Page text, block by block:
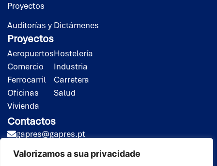
Valorizamos a sua privacidade
Proyectos
Auditorías y Dictámenes
Proyectos
Aeropuertos
Comercio
Ferrocarril
Oficinas
Vivienda
Hostelería
Industria
Carretera
Salud
Contactos
gapres@gapres.pt
(351) 919 413 258**